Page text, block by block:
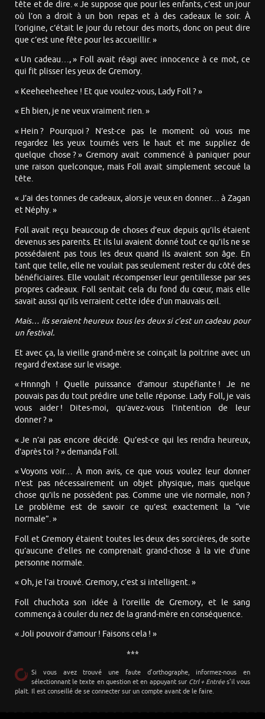
tête et de dire. « Je suppose que pour les enfants, c’est un jour
où l’on a droit à un bon repas et à des cadeaux le soir. À
l’origine, c’était le jour du retour des morts, donc on peut dire
que c’est une fête pour les accueillir. »
« Un cadeau…, » Foll avait réagi avec innocence à ce mot, ce
qui fit plisser les yeux de Gremory.
« Keeheeheehee ! Et que voulez-vous, Lady Foll ? »
« Eh bien, je ne veux vraiment rien. »
« Hein ? Pourquoi ? N’est-ce pas le moment où vous me
regardez les yeux tournés vers le haut et me suppliez de
quelque chose ? » Gremory avait commencé à paniquer pour
une raison quelconque, mais Foll avait simplement secoué la
tête.
« J’ai des tonnes de cadeaux, alors je veux en donner… à Zagan
et Néphy. »
Foll avait reçu beaucoup de choses d’eux depuis qu’ils étaient
devenus ses parents. Et ils lui avaient donné tout ce qu’ils ne se
possédaient pas tous les deux quand ils avaient son âge. En
tant que telle, elle ne voulait pas seulement rester du côté des
bénéficiaires. Elle voulait récompenser leur gentillesse par ses
propres cadeaux. Foll sentait cela du fond du cœur, mais elle
savait aussi qu’ils verraient cette idée d’un mauvais œil.
Mais… ils seraient heureux tous les deux si c’est un cadeau pour
un festival.
Et avec ça, la vieille grand-mère se coinçait la poitrine avec un
regard d’extase sur le visage.
« Hnnngh ! Quelle puissance d’amour stupéfiante ! Je ne
pouvais pas du tout prédire une telle réponse. Lady Foll, je vais
vous aider ! Dites-moi, qu’avez-vous l’intention de leur
donner ? »
« Je n’ai pas encore décidé. Qu’est-ce qui les rendra heureux,
d’après toi ? » demanda Foll.
« Voyons voir… À mon avis, ce que vous voulez leur donner
n’est pas nécessairement un objet physique, mais quelque
chose qu’ils ne possèdent pas. Comme une vie normale, non ?
Le problème est de savoir ce qu’est exactement la “vie
normale”. »
Foll et Gremory étaient toutes les deux des sorcières, de sorte
qu’aucune d’elles ne comprenait grand-chose à la vie d’une
personne normale.
« Oh, je l’ai trouvé. Gremory, c’est si intelligent. »
Foll chuchota son idée à l’oreille de Gremory, et le sang
commença à couler du nez de la grand-mère en conséquence.
« Joli pouvoir d’amour ! Faisons cela ! »
***
Si vous avez trouvé une faute d’orthographe, informez-nous en
sélectionnant le texte en question et en appuyant sur Ctrl + Entrées’il vous
plaît. Il est conseillé de se connecter sur un compte avant de le faire.